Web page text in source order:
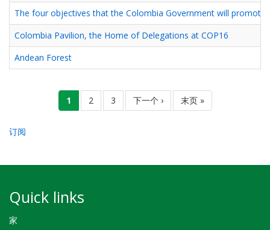
The four objectives that the Colombia Government will promote
Colombia Pavilion, the Home of Delegations at COP16
Andean Forest
当
前
1
页
面
2
页
面
3
下
一
下一个 ›
末
页
末页 »
订阅
Quick links
家